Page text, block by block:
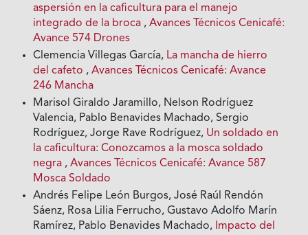
aspersión en la caficultura para el manejo
integrado de la broca ,Avances Técnicos Cenicafé:
Avance 574 Drones
Clemencia Villegas García, La mancha de hierro
del cafeto ,Avances Técnicos Cenicafé: Avance
246 Mancha
Marisol Giraldo Jaramillo, Nelson Rodríguez
Valencia, Pablo Benavides Machado, Sergio
Rodríguez, Jorge Rave Rodríguez, Un soldado en
la caficultura: Conozcamos a la mosca soldado
negra ,Avances Técnicos Cenicafé: Avance 587
Mosca Soldado
Andrés Felipe León Burgos, José Raúl Rendón
Sáenz, Rosa Lilia Ferrucho, Gustavo Adolfo Marín
Ramírez, Pablo Benavides Machado, Impacto del